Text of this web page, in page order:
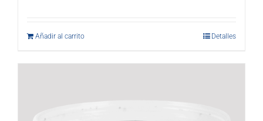
Añadir al carrito Detalles